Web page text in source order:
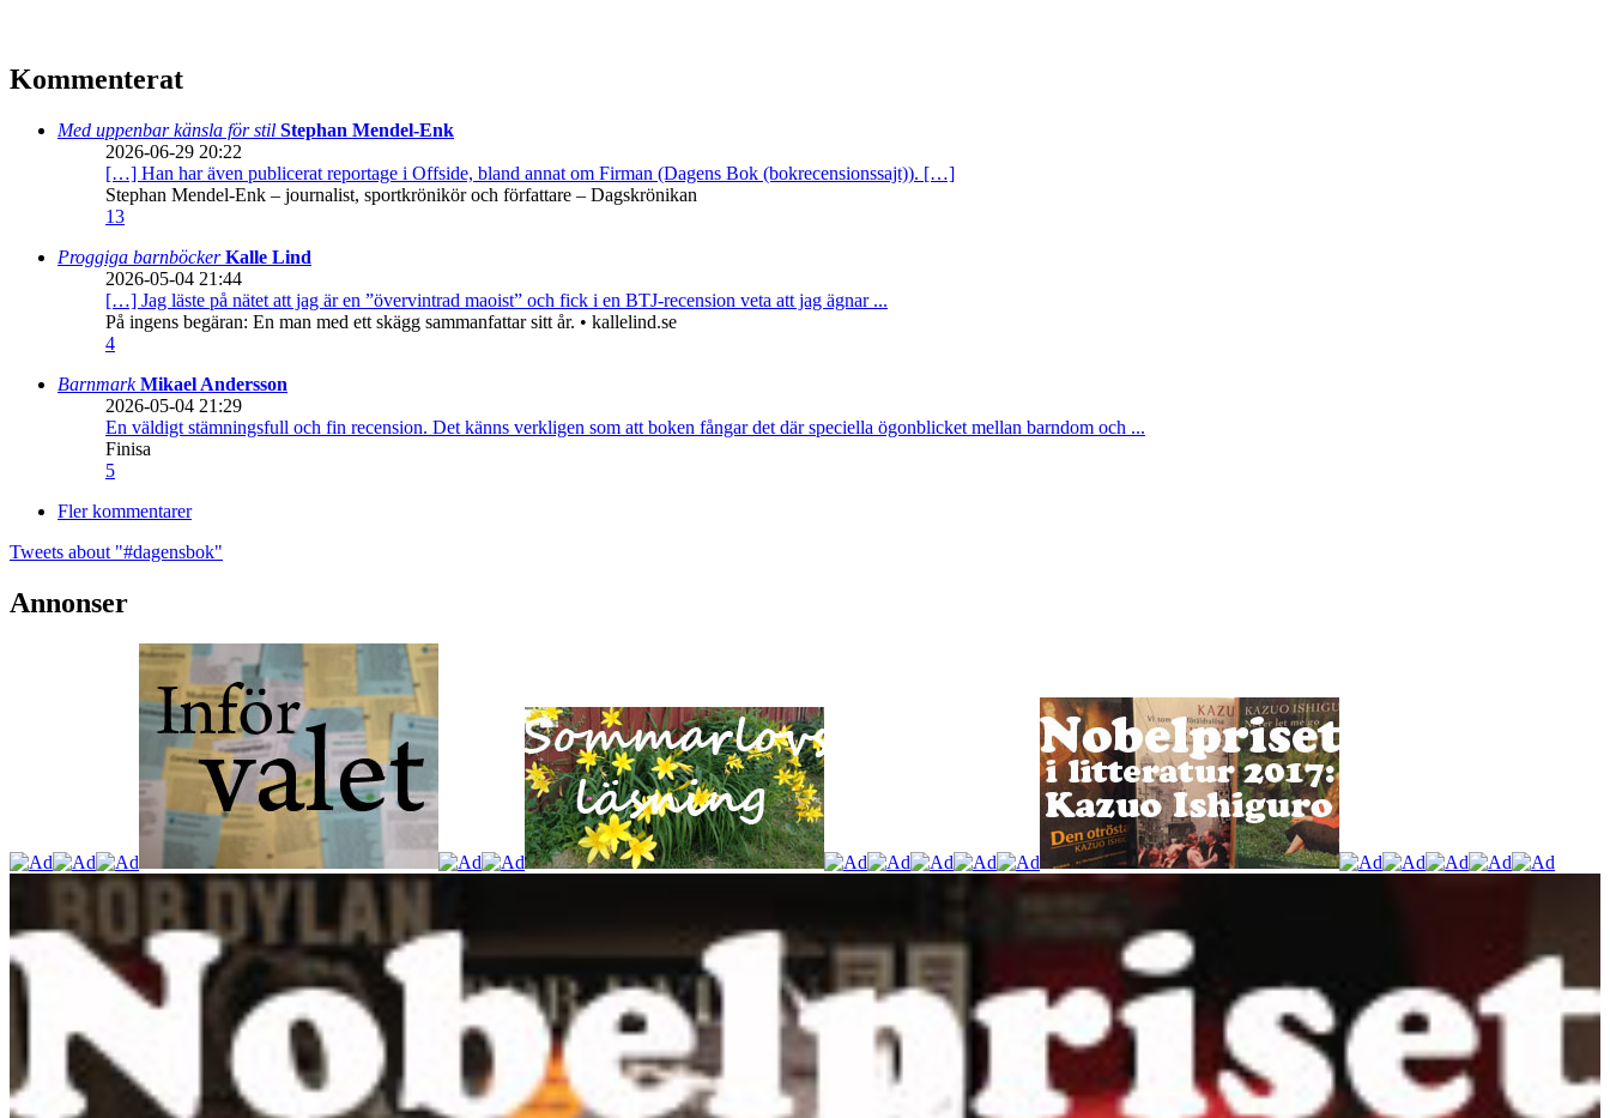
Kommenterat
Med uppenbar känsla för stil Stephan Mendel-Enk
2026-06-29 20:22
[…] Han har även publicerat reportage i Offside, bland annat om Firman (Dagens Bok (bokrecensionssajt)). […]
Stephan Mendel-Enk – journalist, sportkrönikör och författare – Dagskrönikan
13
Proggiga barnböckerKalle Lind
2026-05-04 21:44
[…] Jag läste på nätet att jag är en ”övervintrad maoist” och fick i en BTJ-recension veta att jag ägnar ...
På ingens begäran: En man med ett skägg sammanfattar sitt år. • kallelind.se
4
BarnmarkMikael Andersson
2026-05-04 21:29
En väldigt stämningsfull och fin recension. Det känns verkligen som att boken fångar det där speciella ögonblicket mellan barndom och ...
Finisa
5
Fler kommentarer
Tweets about "#dagensbok"
Annonser